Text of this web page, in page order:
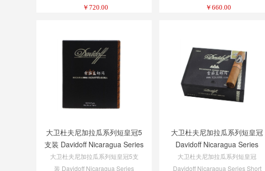
Series Robusto Tubos 4-Pack
￥ 720.00
Diadema 4-Pack 1/4
￥ 660.00
大卫杜夫尼加拉瓜系列短皇冠5
支装 Davidoff Nicaragua Series
Short Corona 5-Pack 1/5
大卫杜夫尼加拉瓜系列短皇冠5支
装 Davidoff Nicaragua Series
大卫杜夫尼加拉瓜系列短皇冠
Davidoff Nicaragua Series
Short Corona
大卫杜夫尼加拉瓜系列短皇冠
Davidoff Nicaragua Series Short